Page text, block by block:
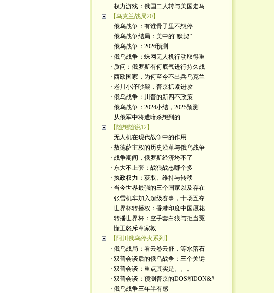
· 权力游戏：俄国二人转与美国走马
【乌克兰战局20】
· 俄乌战争：有谁骨子里不想停
· 俄乌战争结局：美中的“默契”
· 俄乌战争：2026预测
· 俄乌战争：蛛网无人机行动取得重
· 质问：俄罗斯有何底气进行持久战
· 西欧国家，为何至今不出兵乌克兰
· 老川小泽吵架，普京抓紧进攻
· 俄乌战争：川普的新四不政策
· 俄乌战争：2024小结，2025预测
· 从俄军中将遭暗杀想到的
【随想随说12】
· 无人机在现代战争中的作用
· 敖德萨主权的历史沿革与俄乌战争
· 战争期间，俄罗斯经济垮不了
· 东大不上套：战狼战怂哪个多
· 执政权力：获取、维持与转移
· 当今世界最强的三个国家以及存在
· 张雪机车加入超级赛事，十场五夺
· 世界杯转播权：香港印度中国愿花
· 转播世界杯：空手套白狼与拒当冤
· 懂王怒斥章家敦
【阿川俄乌停火系列】
· 俄乌战局：看云卷云舒，等水落石
· 双普会谈后的俄乌战争：三个关键
· 双普会谈：重点其实是。。。
· 双普会谈：预测普京的DOS和DON&#
· 俄乌战争三年半有感